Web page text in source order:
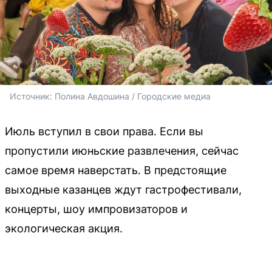
Источник: Полина Авдошина / Городские медиа
Июль вступил в свои права. Если вы
пропустили июньские развлечения, сейчас
самое время наверстать. В предстоящие
выходные казанцев ждут гастрофестивали,
концерты, шоу импровизаторов и
экологическая акция.